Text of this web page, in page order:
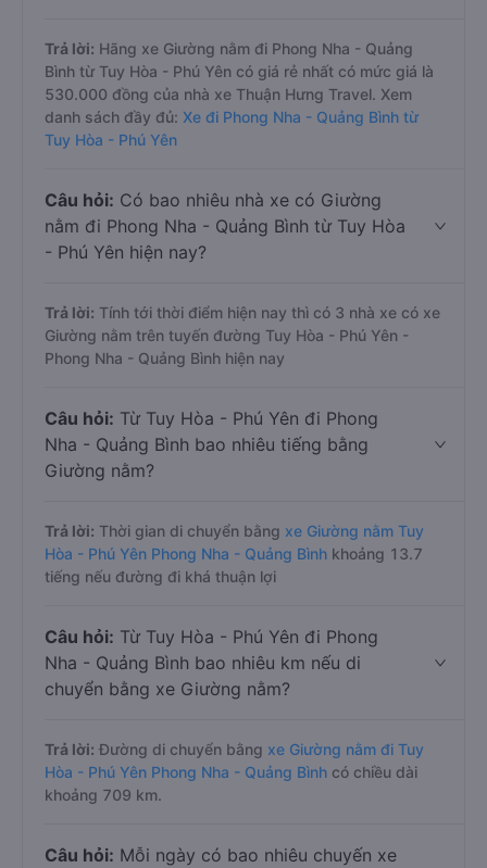
Trả lời: Hãng xe Giường nằm đi Phong Nha - Quảng
Bình từ Tuy Hòa - Phú Yên có giá rẻ nhất có mức giá là
530.000 đồng của nhà xe Thuận Hưng Travel. Xem
danh sách đầy đủ: Xe đi Phong Nha - Quảng Bình từ
Tuy Hòa - Phú Yên
Câu hỏi: Có bao nhiêu nhà xe có Giường
nằm đi Phong Nha - Quảng Bình từ Tuy Hòa
- Phú Yên hiện nay?
Trả lời: Tính tới thời điểm hiện nay thì có 3 nhà xe có xe
Giường nằm trên tuyến đường Tuy Hòa - Phú Yên -
Phong Nha - Quảng Bình hiện nay
Câu hỏi: Từ Tuy Hòa - Phú Yên đi Phong
Nha - Quảng Bình bao nhiêu tiếng bằng
Giường nằm?
Trả lời: Thời gian di chuyển bằng xe Giường nằm Tuy
Hòa - Phú Yên Phong Nha - Quảng Bình khoảng 13.7
tiếng nếu đường đi khá thuận lợi
Câu hỏi: Từ Tuy Hòa - Phú Yên đi Phong
Nha - Quảng Bình bao nhiêu km nếu di
chuyển bằng xe Giường nằm?
Trả lời: Đường di chuyển bằng xe Giường nằm đi Tuy
Hòa - Phú Yên Phong Nha - Quảng Bình có chiều dài
khoảng 709 km.
Câu hỏi: Mỗi ngày có bao nhiêu chuyến xe